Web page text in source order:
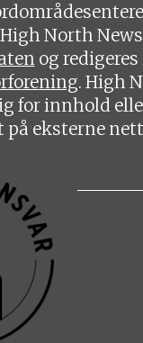
North
og
. High
for innhold
eksterne